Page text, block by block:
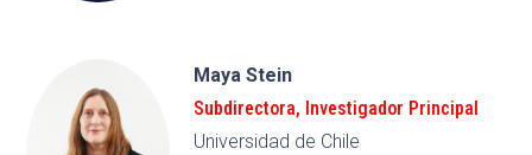
Maya Stein
Subdirectora, Investigador Principal
Universidad de Chile